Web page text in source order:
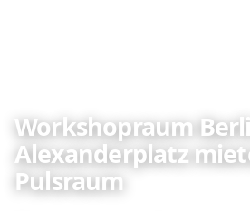
Workshopraum
Alexanderplatz
Pulsraum